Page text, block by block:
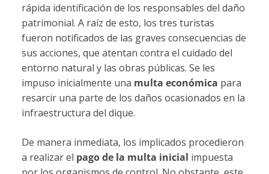
rápida identificación de los responsables del daño
patrimonial. A raíz de esto, los tres turistas
fueron notificados de las graves consecuencias de
sus acciones, que atentan contra el cuidado del
entorno natural y las obras públicas. Se les
impuso inicialmente una multa económica para
resarcir una parte de los daños ocasionados en la
infraestructura del dique.
De manera inmediata, los implicados procedieron
a realizar el pago de la multa inicial impuesta